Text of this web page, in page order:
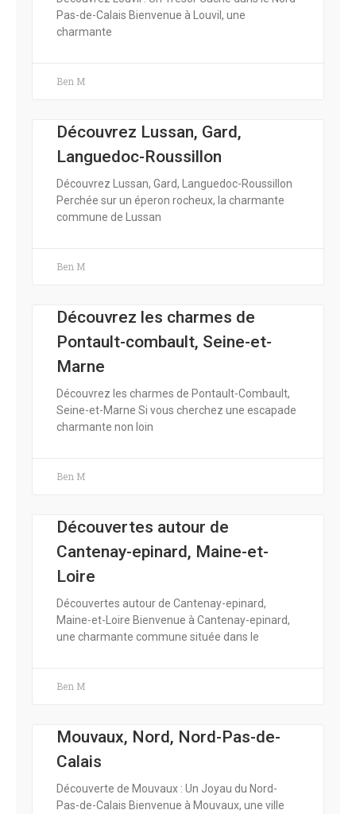
Pas-de-Calais Bienvenue à Louvil, une
charmante
Ben M
Découvrez Lussan, Gard,
Languedoc-Roussillon
Découvrez Lussan, Gard, Languedoc-Roussillon
Perchée sur un éperon rocheux, la charmante
commune de Lussan
Ben M
Découvrez les charmes de
Pontault-combault, Seine-et-
Marne
Découvrez les charmes de Pontault-Combault,
Seine-et-Marne Si vous cherchez une escapade
charmante non loin
Ben M
Découvertes autour de
Cantenay-epinard, Maine-et-
Loire
Découvertes autour de Cantenay-epinard,
Maine-et-Loire Bienvenue à Cantenay-epinard,
une charmante commune située dans le
Ben M
Mouvaux, Nord, Nord-Pas-de-
Calais
Découverte de Mouvaux : Un Joyau du Nord-
Pas-de-Calais Bienvenue à Mouvaux, une ville